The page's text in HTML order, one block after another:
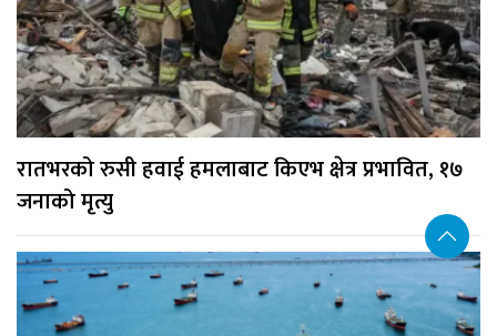
रातभरको रुसी हवाई हमलाबाट किएभ क्षेत्र प्रभावित, १७
जनाको मृत्यु